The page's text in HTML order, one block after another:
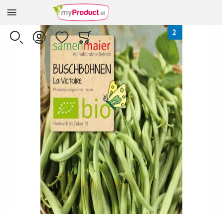
Zur Homepage
SUCHE KONTO WUNSCHLISTEWARENKORB
Minicart
Skip to the end of the images gallery